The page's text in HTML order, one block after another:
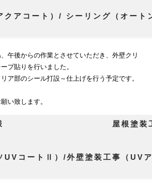
クアコート）/ シーリング（オート
午後からの作業とさせていただき、 外壁クリ
プ貼りを行いました。
ア部のシール打設～仕上げを行う予定です。
い致します。
賀M様 屋根塗装工事
UVコートⅡ）/外壁塗装工事（UV